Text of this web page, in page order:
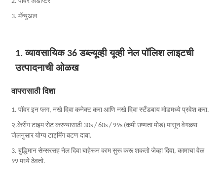
3. मॅन्युअल
1. व्यावसायिक 36 डब्ल्यूव्ही यूव्ही नेल पॉलिश लाइटची
उत्पादनाची ओळख
वापरासाठी दिशा
1. पॉवर इन प्लग, नखे दिवा कनेक्ट करा आणि नखे दिवा स्टँडबाय मोडमध्ये प्रवेश करा.
२.केरींग टाइम सेट करण्यासाठी 30s / 60s / 99s (कमी उष्णता मोड) पासून वेगळ्या
जेलनुसार योग्य टाइमिंग बटण दाबा.
3. बुद्धिमान सेन्सरसह नेल दिवा बाहेरून काम सुरू करू शकतो जेव्हा दिवा, कामाचा वेळ
99 मध्ये ठेवतो.